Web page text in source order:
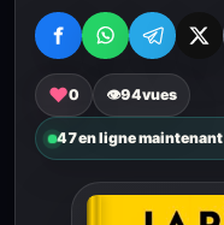
♥0 👁94vues
47en ligne maintenant